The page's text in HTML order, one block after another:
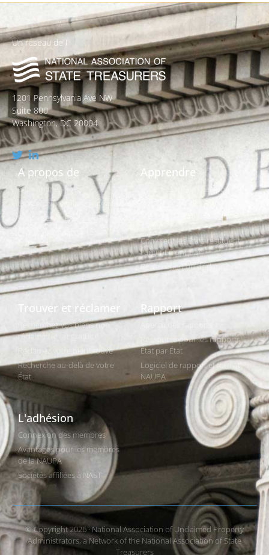
Un réseau de l
1201 Pennsylvania Ave NW
Suite 800
Washington, DC 20004
A propos de
Qui sommes-nous ?
Leadership et plan stratégique
Politiques et législation
Apprendre
Qu'est-ce qu'un bien non
La recherche est-elle vraiment
Comment les États restituent
l'argent manquant
Réclamation ou déclaration
Trouver et réclamer
Recherchez vos biens non
réclamés (c'est gratuit)
Réclamez votre bien trouvé
Recherche au-delà de votre
État
Rapport
Ressource pour les rapports
État par État
Logiciel de rapport et format
NAUPA
L'adhésion
Connexion des membres
Avantages pour les membres
de la NAUPA
Sociétés affiliées à NAST
© Copyright 2026 · National Association of Unclaimed Property
Administrators, a Network of the National Association of State
Treasurers